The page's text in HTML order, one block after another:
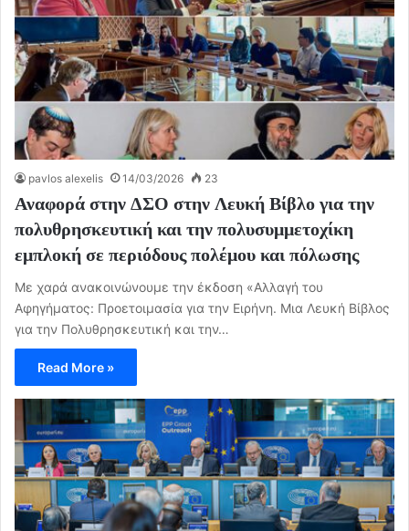
pavlos alexelis 14/03/2026 23
Αναφορά στην ΔΣΟ στην Λευκή Βίβλο για την
πολυθρησκευτική και την πολυσυμμετοχίκη
εμπλοκή σε περιόδους πολέμου και πόλωσης
Με χαρά ανακοινώνουμε την έκδοση «Αλλαγή του
Αφηγήματος: Προετοιμασία για την Ειρήνη. Μια Λευκή Βίβλος
για την Πολυθρησκευτική και την…
Read More »